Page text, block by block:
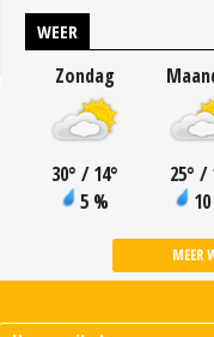
WEER
Zondag
30° / 14°
5 %
25° /
MEER